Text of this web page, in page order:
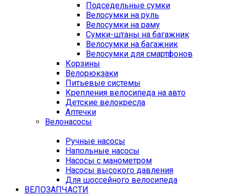
Подседельные сумки
Велосумки на руль
Велосумки на раму
Сумки-штаны на багажник
Велосумки на багажник
Велосумки для смартфонов
Корзины
Велорюкзаки
Питьевые системы
Крепления велосипеда на авто
Детские велокресла
Аптечки
Велонасосы
Ручные насосы
Напольные насосы
Насосы с манометром
Насосы высокого давления
Для шоссейного велосипеда
ВЕЛОЗАПЧАСТИ